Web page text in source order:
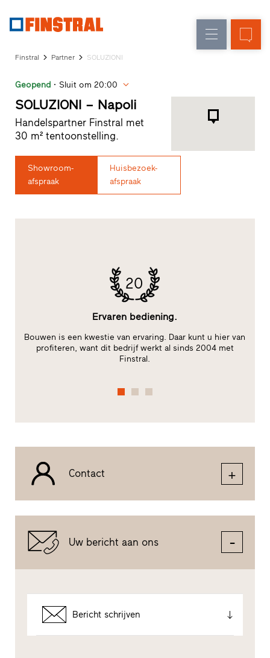
Glasgevels
Service
Showroom
Showroom
Hoofddorp
Showroom
Apeldoorn
Snelle
toegang
Finstral Partner SOLUZIONI
Geopend Sluit om 20:00
SOLUZIONI – Napoli
Handelspartner Finstral met
30 m² tentoonstelling.
Showroom-
afspraak
Huisbezoek-
afspraak
20
Ervaren bediening.
Bouwen is een kwestie van ervaring. Daar kunt u hier van
profiteren, want dit bedrijf werkt al sinds 2004 met
Finstral.
Contact
Uw bericht aan ons
Bericht schrijven